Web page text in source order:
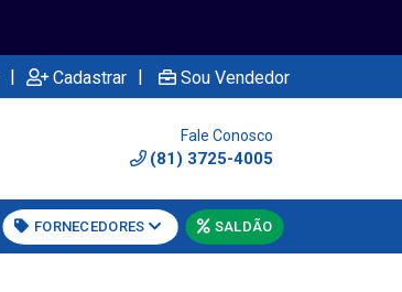
| Cadastrar | Sou Vendedor
Fale Conosco
(81) 3725-4005
FORNECEDORES SALDÃO